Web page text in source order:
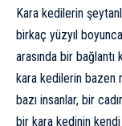
Kara kedilerin
birkaç yüzyıl
arasında bir
kara kedilerin bazen
bazı insanlar, bir
bir kara kedinin